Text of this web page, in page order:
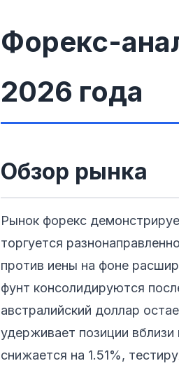
Форекс-
2026 года
Обзор рынка
Рынок форекс
торгуется
против иены на фоне
фунт консолидируются
австралийский доллар
удерживает позиции вблизи
снижается на 1.51%,